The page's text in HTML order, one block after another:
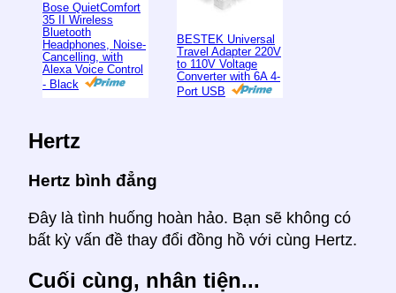
Bose QuietComfort
35 II Wireless
Bluetooth
Headphones, Noise-
Cancelling, with
Alexa Voice Control
- Black
BESTEK Universal
Travel Adapter 220V
to 110V Voltage
Converter with 6A 4-
Port USB
Hertz
Hertz bình đẳng
Đây là tình huống hoàn hảo. Bạn sẽ không có
bất kỳ vấn đề thay đổi đồng hồ với cùng Hertz.
Cuối cùng, nhân tiện...